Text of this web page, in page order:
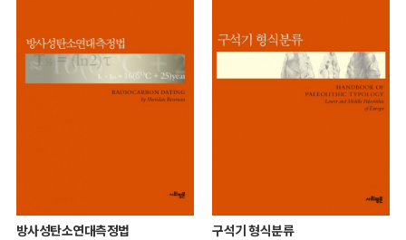
방사성탄소연대측정법 구석기 형식분류